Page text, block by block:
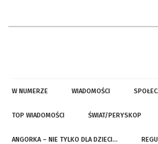
W NUMERZE WIADOMOŚCI
TOP WIADOMOŚCI ŚWIAT/PERYSKOP
ANGORKA – NIE TYLKO DLA DZIECI…